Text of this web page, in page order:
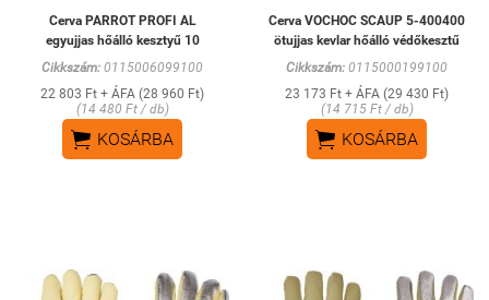
Cerva PARROT PROFI AL
egyujjas hőálló kesztyű 10
Cikkszám: 0115006099100
22 803 Ft + ÁFA (28 960 Ft)
(14 480 Ft / db)
 KOSÁRBA
Cerva VOCHOC SCAUP 5-400400
ötujjas kevlar hőálló védőkesztű
Cikkszám: 0115000199100
23 173 Ft + ÁFA (29 430 Ft)
(14 715 Ft / db)
 KOSÁRBA